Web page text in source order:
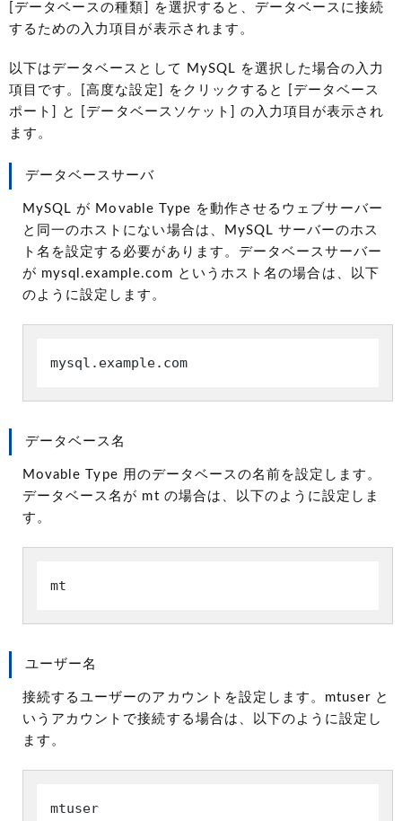
[データベースの種類] を選択すると、データベースに接続
するための入力項目が表示されます。
以下はデータベースとして MySQL を選択した場合の入力
項目です。[高度な設定] をクリックすると [データベース
ポート] と [データベースソケット] の入力項目が表示され
ます。
データベースサーバ
MySQL が Movable Type を動作させるウェブサーバー
と同一のホストにない場合は、MySQL サーバーのホス
ト名を設定する必要があります。データベースサーバー
が mysql.example.com というホスト名の場合は、以下
のように設定します。
mysql.example.com
データベース名
Movable Type 用のデータベースの名前を設定します。
データベース名が mt の場合は、以下のように設定しま
す。
mt
ユーザー名
接続するユーザーのアカウントを設定します。mtuser と
いうアカウントで接続する場合は、以下のように設定し
ます。
mtuser